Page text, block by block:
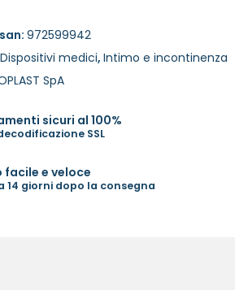
972599942
Dispositivi medici, Intimo e incontinenza
SpA
sicuri al 100%
SSL
facile e veloce
14 giorni dopo la consegna